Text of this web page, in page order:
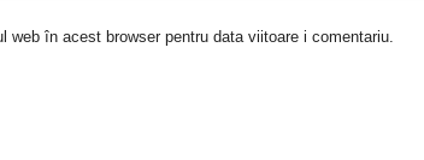
web în acest browser pentru data viitoare i comentariu.